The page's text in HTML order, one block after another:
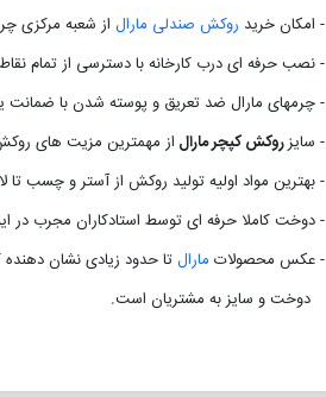
- امکان خرید روکش صندلی مارال از شعبه مرکزی
- نصب حرفه ای درب کارخانه با دسترسی از تمام
- چرمهای مارال ضد تعریق و پوسته شدن با ضمانت
- سایزروکش کپچر مارال از مهمترین مزیت های
- بهترین مواد اولیه تولید روکش از آستر و چسب تا
- دوخت کاملا حرفه ای توسط استادکاران مجرب در
- عکس محصولات مارالتا حدود زیادی نشان
دوخت و سایز به مشتریان است.